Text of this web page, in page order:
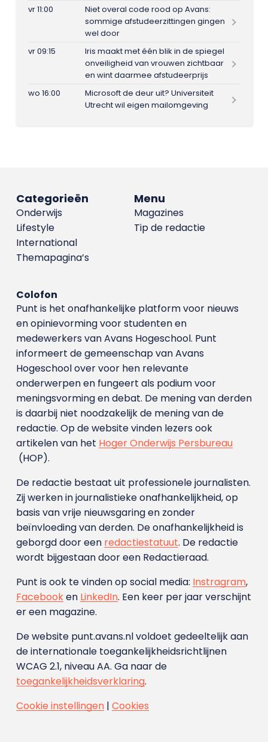
vr 11:00
Niet overal code rood op Avans:
sommige afstudeerzittingen gingen
wel door
vr 09:15
Iris maakt met één blik in de spiegel
onveiligheid van vrouwen zichtbaar
en wint daarmee afstudeerprijs
wo 16:00
Microsoft de deur uit? Universiteit
Utrecht wil eigen mailomgeving
Menu
Magazines
Tip de redactie
Categorieën
Onderwijs
Lifestyle
International
Themapagina’s
Colofon
Punt is het onafhankelijke platform voor nieuws
en opinievorming voor studenten en
medewerkers van Avans Hoge­school. Punt
informeert de gemeenschap van Avans
Hogeschool over voor hen relevante
onderwerpen en fungeert als podium voor
meningsvorming en debat. De mening van derden
is daarbij niet noodzakelijk de mening van de
redactie. Op de website vinden lezers ook
artikelen van het Hoger Onderwijs Persbureau
(HOP).
De redactie bestaat uit professionele journalisten.
Zij werken in journalistieke onafhankelijkheid, op
basis van vrije nieuwsgaring en zonder
beïnvloeding van derden. De onafhankelijkheid is
geborgd door een redactiestatuut. De redactie
wordt bijgestaan door een Redactieraad.
Punt is ook te vinden op social media: Instragram,
Facebooken LinkedIn. Een keer per jaar verschijnt
er een magazine.
De website punt.avans.nl voldoet gedeeltelijk aan
de internationale toegankelijkheidsrichtlijnen
WCAG 2.1, niveau AA. Ga naar de
toegankelijkheidsverklaring.
Cookie instellingen| Cookies